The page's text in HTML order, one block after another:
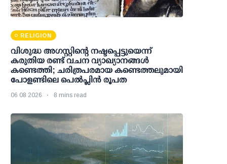
RELIGION
വിശുദ്ധ അഗസ്റ്റിന്റെ നഷ്ടപ്പെട്ടുയെന്ന്
കരുതിയ രണ്ട് വചന വ്യാഖ്യാനങ്ങൾ
കണ്ടെത്തി; ചരിത്രപരമായ കണ്ടെത്തലുമായി
പോളണ്ടിലെ പെൽപ്ലിൻ രൂപത
06 08 2026 8 mins read